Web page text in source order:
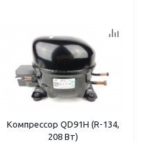
Компрессор QD91H (R-134,
208 Вт)